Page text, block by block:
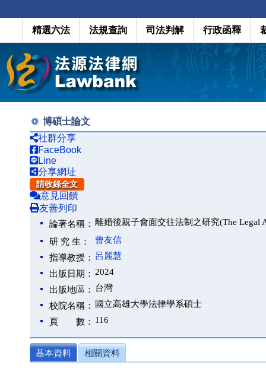
精選六法 法規查詢 司法判解 行政函釋
博碩士論文
社群分享
FaceBook
Line
分享網址
請收錄全文
意見回饋
友善列印
論著名稱： 離婚後親子會面交往法制之研究(The Legal
研 究 生：
曾友信
指導教授： 呂麗慧
出版日期： 2024
出版地區： 台灣
校院名稱：
國立高雄大學法律學系碩士
頁 數： 116
基本資料 相關資料